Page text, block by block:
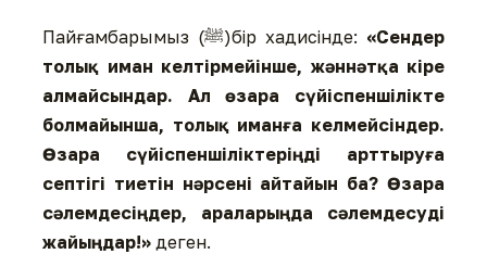
Пайғамбарымыз (ﷺ)бір хадисінде: «Сендер
толық иман келтірмейінше, жәннәтқа кіре
алмайсындар. Ал өзара сүйіспеншілікте
болмайынша, толық иманға келмейсіндер.
Өзара сүйіспеншіліктеріңді арттыруға
септігі тиетін нәрсені айтайын ба? Өзара
сәлемдесіңдер, араларыңда сәлемдесуді
жайыңдар!» деген.